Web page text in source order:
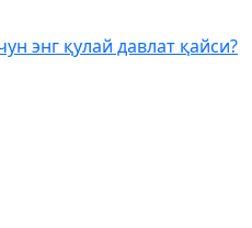
энг қулай давлат қайси?